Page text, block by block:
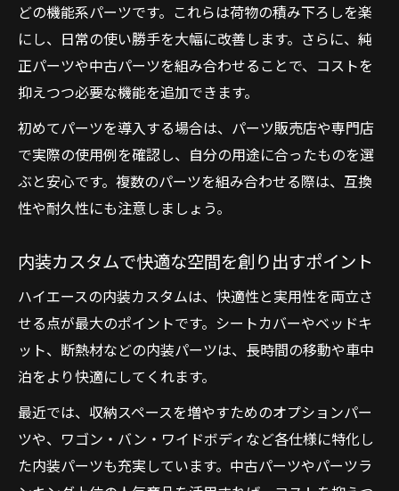
どの機能系パーツです。これらは荷物の積み下ろしを楽
にし、日常の使い勝手を大幅に改善します。さらに、純
正パーツや中古パーツを組み合わせることで、コストを
抑えつつ必要な機能を追加できます。
初めてパーツを導入する場合は、パーツ販売店や専門店
で実際の使用例を確認し、自分の用途に合ったものを選
ぶと安心です。複数のパーツを組み合わせる際は、互換
性や耐久性にも注意しましょう。
内装カスタムで快適な空間を創り出すポイント
ハイエースの内装カスタムは、快適性と実用性を両立さ
せる点が最大のポイントです。シートカバーやベッドキ
ット、断熱材などの内装パーツは、長時間の移動や車中
泊をより快適にしてくれます。
最近では、収納スペースを増やすためのオプションパー
ツや、ワゴン・バン・ワイドボディなど各仕様に特化し
た内装パーツも充実しています。中古パーツやパーツラ